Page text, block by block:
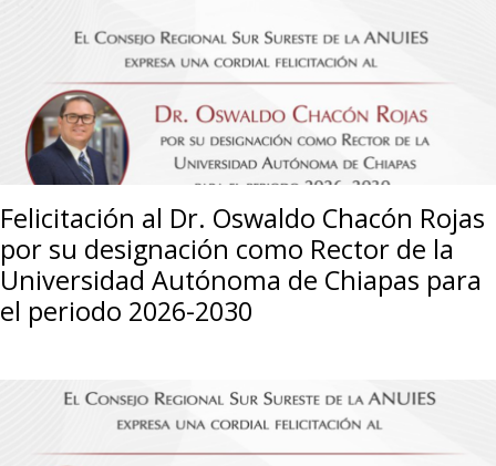
Felicitación al Dr. Oswaldo Chacón Rojas
por su designación como Rector de la
Universidad Autónoma de Chiapas para
el periodo 2026-2030